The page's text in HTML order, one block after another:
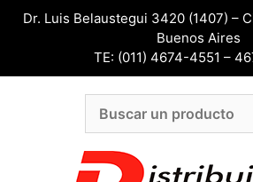
SaltarDr. Luis Belaustegui 3420 (1407) –
Buenos Aires
TE: (011) 4674-4551 –